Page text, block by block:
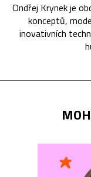
Ondřej Krynek je
konceptů,
inovativních